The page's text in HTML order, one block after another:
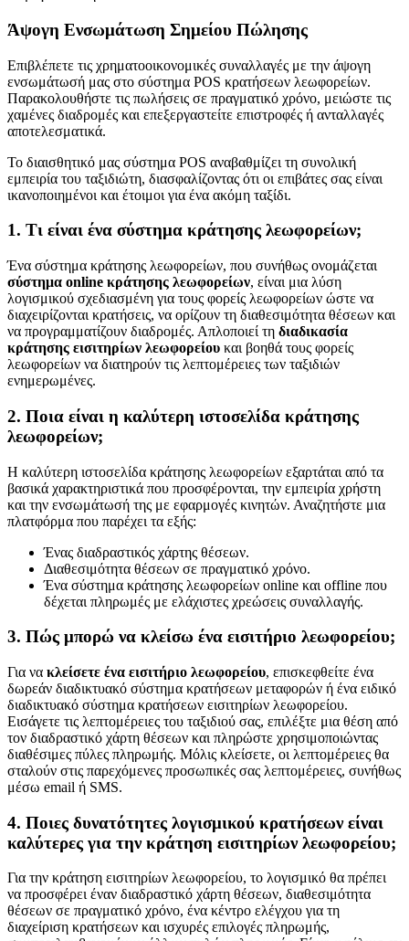
Άψογη Ενσωμάτωση Σημείου Πώλησης
Επιβλέπετε τις χρηματοοικονομικές συναλλαγές με την άψογη
ενσωμάτωσή μας στο σύστημα POS κρατήσεων λεωφορείων.
Παρακολουθήστε τις πωλήσεις σε πραγματικό χρόνο, μειώστε τις
χαμένες διαδρομές και επεξεργαστείτε επιστροφές ή ανταλλαγές
αποτελεσματικά.
Το διαισθητικό μας σύστημα POS αναβαθμίζει τη συνολική
εμπειρία του ταξιδιώτη, διασφαλίζοντας ότι οι επιβάτες σας είναι
ικανοποιημένοι και έτοιμοι για ένα ακόμη ταξίδι.
1. Τι είναι ένα σύστημα κράτησης λεωφορείων;
Ένα σύστημα κράτησης λεωφορείων, που συνήθως ονομάζεται
σύστημα online κράτησης λεωφορείων, είναι μια λύση
λογισμικού σχεδιασμένη για τους φορείς λεωφορείων ώστε να
διαχειρίζονται κρατήσεις, να ορίζουν τη διαθεσιμότητα θέσεων και
να προγραμματίζουν διαδρομές. Απλοποιεί τη διαδικασία
κράτησης εισιτηρίων λεωφορείου και βοηθά τους φορείς
λεωφορείων να διατηρούν τις λεπτομέρειες των ταξιδιών
ενημερωμένες.
2. Ποια είναι η καλύτερη ιστοσελίδα κράτησης
λεωφορείων;
Η καλύτερη ιστοσελίδα κράτησης λεωφορείων εξαρτάται από τα
βασικά χαρακτηριστικά που προσφέρονται, την εμπειρία χρήστη
και την ενσωμάτωσή της με εφαρμογές κινητών. Αναζητήστε μια
πλατφόρμα που παρέχει τα εξής:
Ένας διαδραστικός χάρτης θέσεων.
Διαθεσιμότητα θέσεων σε πραγματικό χρόνο.
Ένα σύστημα κράτησης λεωφορείων online και offline που
δέχεται πληρωμές με ελάχιστες χρεώσεις συναλλαγής.
3. Πώς μπορώ να κλείσω ένα εισιτήριο λεωφορείου;
Για να κλείσετε ένα εισιτήριο λεωφορείου, επισκεφθείτε ένα
δωρεάν διαδικτυακό σύστημα κρατήσεων μεταφορών ή ένα ειδικό
διαδικτυακό σύστημα κρατήσεων εισιτηρίων λεωφορείου.
Εισάγετε τις λεπτομέρειες του ταξιδιού σας, επιλέξτε μια θέση από
τον διαδραστικό χάρτη θέσεων και πληρώστε χρησιμοποιώντας
διαθέσιμες πύλες πληρωμής. Μόλις κλείσετε, οι λεπτομέρειες θα
σταλούν στις παρεχόμενες προσωπικές σας λεπτομέρειες, συνήθως
μέσω email ή SMS.
4. Ποιες δυνατότητες λογισμικού κρατήσεων είναι
καλύτερες για την κράτηση εισιτηρίων λεωφορείου;
Για την κράτηση εισιτηρίων λεωφορείου, το λογισμικό θα πρέπει
να προσφέρει έναν διαδραστικό χάρτη θέσεων, διαθεσιμότητα
θέσεων σε πραγματικό χρόνο, ένα κέντρο ελέγχου για τη
διαχείριση κρατήσεων και ισχυρές επιλογές πληρωμής,